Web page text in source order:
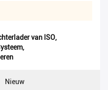
van ISO,
,
Nieuw